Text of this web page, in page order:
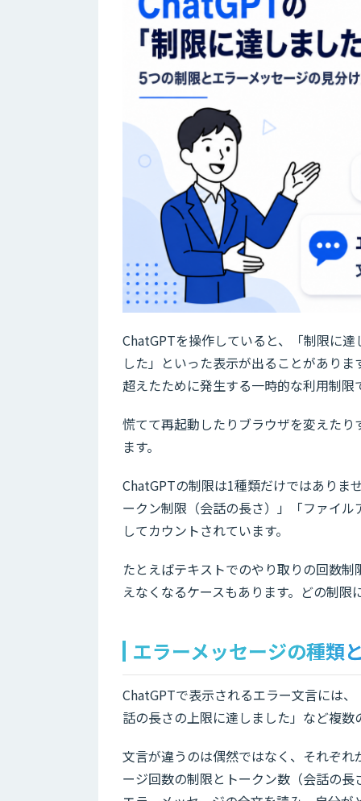
ChatGPTを操作していると、「制限に
した」といった表示が出ることがあり
超えたために発生する一時的な利用制限
慌てて再起動したりブラウザを変えた
ます。
ChatGPTの制限は1種類だけではありま
ークン制限（会話の長さ）」「ファイ
してカウントされています。
たとえばテキストでのやり取りの回数
えなくなるケースもあります。どの制
エラーメッセージの種類
ChatGPTで表示されるエラー文言には
話の長さの上限に達しました」など複数
文言が違うのは偶然ではなく、それぞ
ージ回数の制限とトークン数（会話の